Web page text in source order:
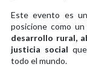
Este evento es
posicione como un
desarrollo rural,
justicia social
todo el mundo.